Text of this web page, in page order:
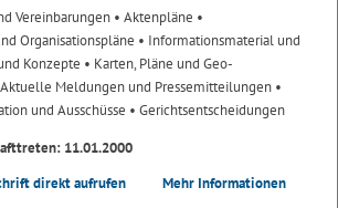
Vereinbarungen • Aktenpläne •
Organisationspläne • Informationsmaterial und
Konzepte • Karten, Pläne und Geo-
Meldungen und Pressemitteilungen •
und Ausschüsse • Gerichtsentscheidungen
11.01.2000
direkt aufrufen Mehr Informationen